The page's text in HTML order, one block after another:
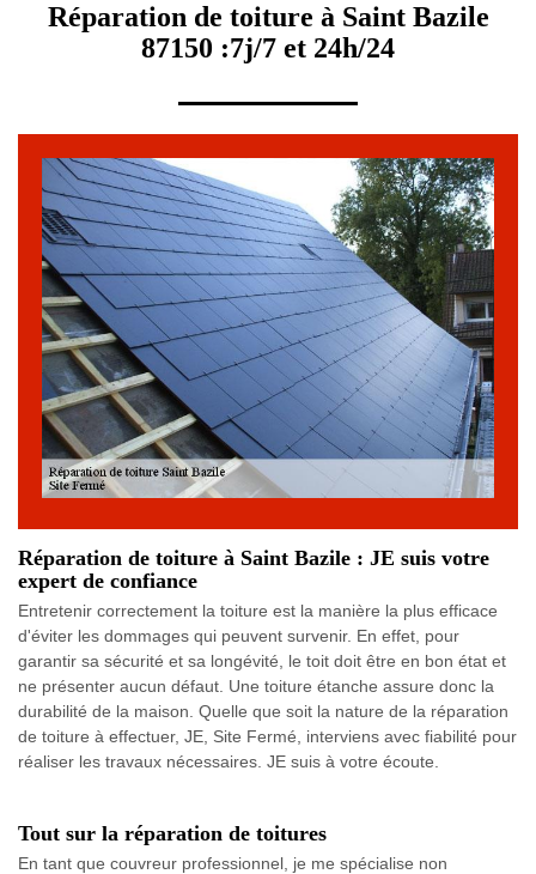
Réparation de toiture à Saint Bazile
87150 :7j/7 et 24h/24
Réparation de toiture à Saint Bazile : JE suis votre
expert de confiance
Entretenir correctement la toiture est la manière la plus efficace
d'éviter les dommages qui peuvent survenir. En effet, pour
garantir sa sécurité et sa longévité, le toit doit être en bon état et
ne présenter aucun défaut. Une toiture étanche assure donc la
durabilité de la maison. Quelle que soit la nature de la réparation
de toiture à effectuer, JE, Site Fermé, interviens avec fiabilité pour
réaliser les travaux nécessaires. JE suis à votre écoute.
Tout sur la réparation de toitures
En tant que couvreur professionnel, je me spécialise non